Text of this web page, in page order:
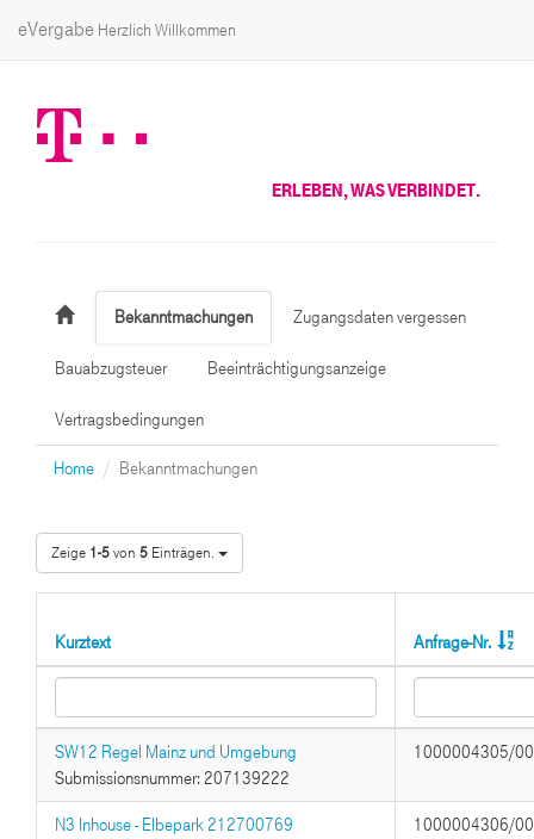
eVergabe Herzlich Willkommen
ERLEBEN, WAS VERBINDET.
Bekanntmachungen Zugangsdaten vergessen
Bauabzugsteuer Beeinträchtigungsanzeige
Vertragsbedingungen
Home Bekanntmachungen
Zeige 1-5von 5 Einträgen.
Kurztext Anfrage-Nr.
SW12 Regel Mainz und Umgebung
Submissionsnummer: 207139222
1000004305/
N3 Inhouse - Elbepark 212700769
1000004306/